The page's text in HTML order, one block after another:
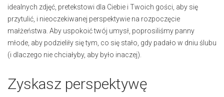
idealnych zdjęć, pretekstowi dla Ciebie i Twoich gości, aby się
przytulić, i nieoczekiwanej perspektywie na rozpoczęcie
małżeństwa. Aby uspokoić twój umysł, poprosiliśmy panny
młode, aby podzieliły się tym, co się stało, gdy padało w dniu ślubu
(i dlaczego nie chciałyby, aby było inaczej).
Zyskasz perspektywę